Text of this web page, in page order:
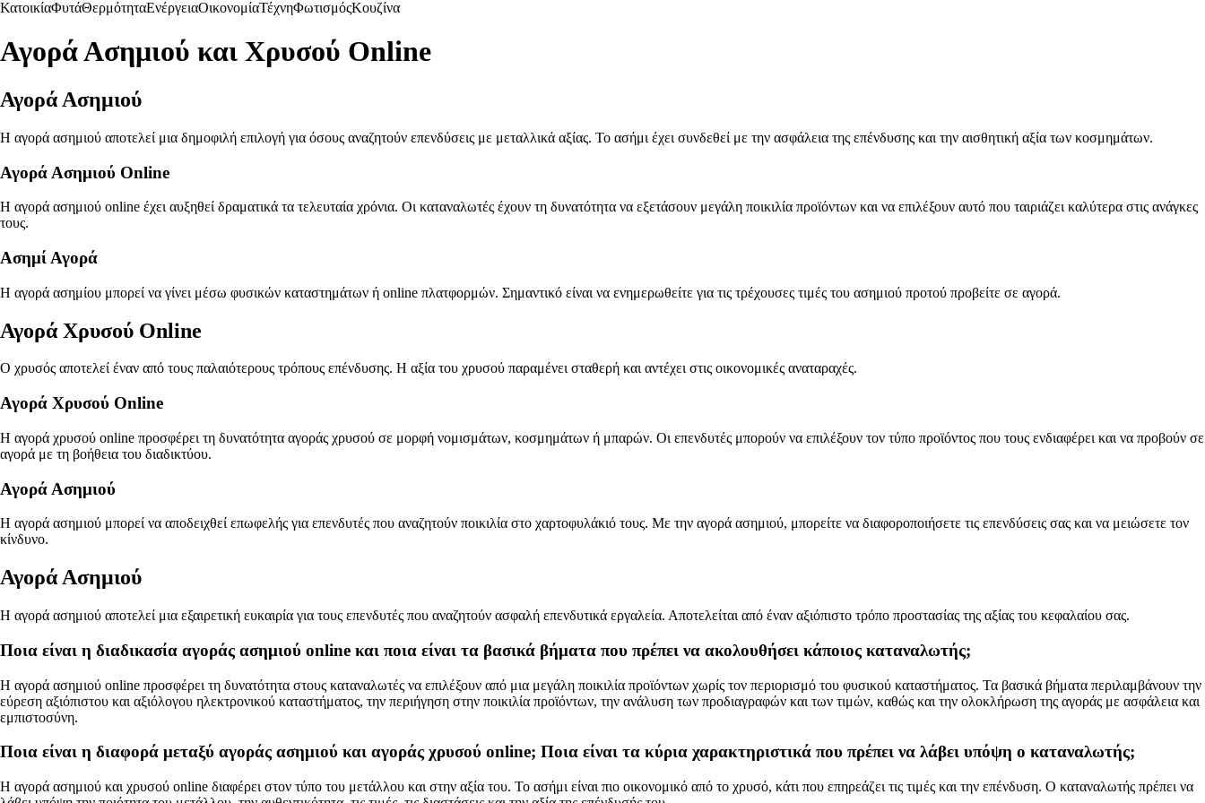
ΚατοικίαΦυτάΘερμότηταΕνέργειαΟικονομίαΤέχνηΦωτισμόςΚουζίνα
Αγορά Ασημιού και Χρυσού Online
Αγορά Ασημιού
Η αγορά ασημιού αποτελεί μια δημοφιλή επιλογή για όσους αναζητούν επενδύσεις με μεταλλικά αξίας. Το ασήμι έχει συνδεθεί με την ασφάλεια της επένδυσης και την αισθητική αξία των κοσμημάτων.
Αγορά Ασημιού Online
Η αγορά ασημιού online έχει αυξηθεί δραματικά τα τελευταία χρόνια. Οι καταναλωτές έχουν τη δυνατότητα να εξετάσουν μεγάλη ποικιλία προϊόντων και να επιλέξουν αυτό που ταιριάζει καλύτερα στις ανάγκες
τους.
Ασημί Αγορά
Η αγορά ασημίου μπορεί να γίνει μέσω φυσικών καταστημάτων ή online πλατφορμών. Σημαντικό είναι να ενημερωθείτε για τις τρέχουσες τιμές του ασημιού προτού προβείτε σε αγορά.
Αγορά Χρυσού Online
Ο χρυσός αποτελεί έναν από τους παλαιότερους τρόπους επένδυσης. Η αξία του χρυσού παραμένει σταθερή και αντέχει στις οικονομικές αναταραχές.
Αγορά Χρυσού Online
Η αγορά χρυσού online προσφέρει τη δυνατότητα αγοράς χρυσού σε μορφή νομισμάτων, κοσμημάτων ή μπαρών. Οι επενδυτές μπορούν να επιλέξουν τον τύπο προϊόντος που τους ενδιαφέρει και να προβούν σε
αγορά με τη βοήθεια του διαδικτύου.
Αγορά Ασημιού
Η αγορά ασημιού μπορεί να αποδειχθεί επωφελής για επενδυτές που αναζητούν ποικιλία στο χαρτοφυλάκιό τους. Με την αγορά ασημιού, μπορείτε να διαφοροποιήσετε τις επενδύσεις σας και να μειώσετε τον
κίνδυνο.
Αγορά Ασημιού
Η αγορά ασημιού αποτελεί μια εξαιρετική ευκαιρία για τους επενδυτές που αναζητούν ασφαλή επενδυτικά εργαλεία. Αποτελείται από έναν αξιόπιστο τρόπο προστασίας της αξίας του κεφαλαίου σας.
Ποια είναι η διαδικασία αγοράς ασημιού online και ποια είναι τα βασικά βήματα που πρέπει να ακολουθήσει κάποιος καταναλωτής;
Η αγορά ασημιού online προσφέρει τη δυνατότητα στους καταναλωτές να επιλέξουν από μια μεγάλη ποικιλία προϊόντων χωρίς τον περιορισμό του φυσικού καταστήματος. Τα βασικά βήματα περιλαμβάνουν την
εύρεση αξιόπιστου και αξιόλογου ηλεκτρονικού καταστήματος, την περιήγηση στην ποικιλία προϊόντων, την ανάλυση των προδιαγραφών και των τιμών, καθώς και την ολοκλήρωση της αγοράς με ασφάλεια και
εμπιστοσύνη.
Ποια είναι η διαφορά μεταξύ αγοράς ασημιού και αγοράς χρυσού online; Ποια είναι τα κύρια χαρακτηριστικά που πρέπει να λάβει υπόψη ο καταναλωτής;
Η αγορά ασημιού και χρυσού online διαφέρει στον τύπο του μετάλλου και στην αξία του. Το ασήμι είναι πιο οικονομικό από το χρυσό, κάτι που επηρεάζει τις τιμές και την επένδυση. Ο καταναλωτής πρέπει να